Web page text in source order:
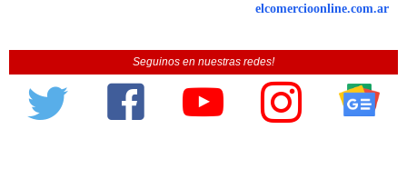
elcomercioonline.com.ar
Seguinos en nuestras redes!